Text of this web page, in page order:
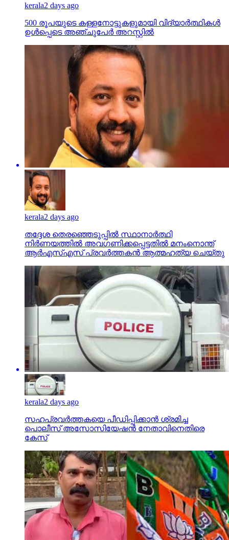
kerala2 days ago
500 രൂപയുടെ കള്ളനോട്ടുകളുമായി വിദ്യാര്‍ത്ഥികള്‍
ഉള്‍പ്പെടെ അഞ്ചുപേര്‍ അറസ്റ്റില്‍
kerala2 days ago
തദ്ദേശ തെരഞ്ഞെടുപ്പില്‍ സ്ഥാനാര്‍ത്ഥി
നിര്‍ണയത്തില്‍ അവഗണിക്കപ്പെട്ടതില്‍ മനംനൊന്ത്
ആര്‍എസ്എസ് പ്രവര്‍ത്തകന്‍ ആത്മഹത്യ ചെയ്തു
kerala2 days ago
സഹപ്രവര്‍ത്തകയെ പീഡിപ്പിക്കാന്‍ ശ്രമിച്ച
പൊലീസ് അസോസിയേഷന്‍ നേതാവിനെതിരെ
കേസ്